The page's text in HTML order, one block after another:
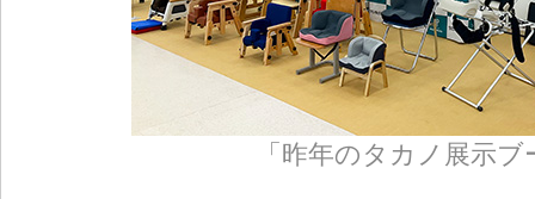
「昨年のタカノ展示ブ